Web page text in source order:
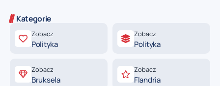
Kategorie
Zobacz
Polityka
Zobacz
Polityka
Zobacz
Bruksela
Zobacz
Flandria